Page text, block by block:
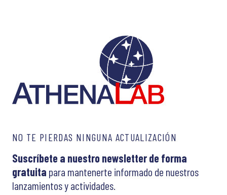
NO TE PIERDAS NINGUNA ACTUALIZACIÓN
Suscríbete a nuestro newsletter de forma
gratuita para mantenerte informado de nuestros
lanzamientos y actividades.